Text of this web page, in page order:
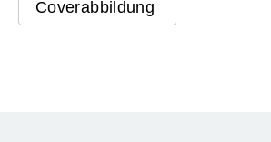
Coverabbildung